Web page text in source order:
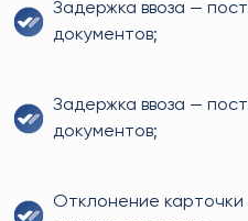
Задержка ввоза —
документов;
Задержка ввоза —
документов;
Отклонение